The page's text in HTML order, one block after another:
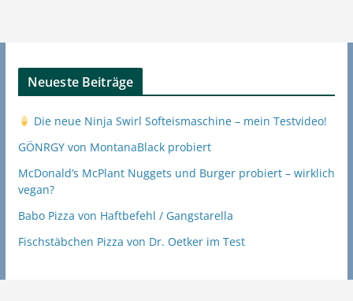
Neueste Beiträge
Die neue Ninja Swirl Softeismaschine – mein Testvideo!
GÖNRGY von MontanaBlack probiert
McDonald’s McPlant Nuggets und Burger probiert – wirklich
vegan?
Babo Pizza von Haftbefehl / Gangstarella
Fischstäbchen Pizza von Dr. Oetker im Test